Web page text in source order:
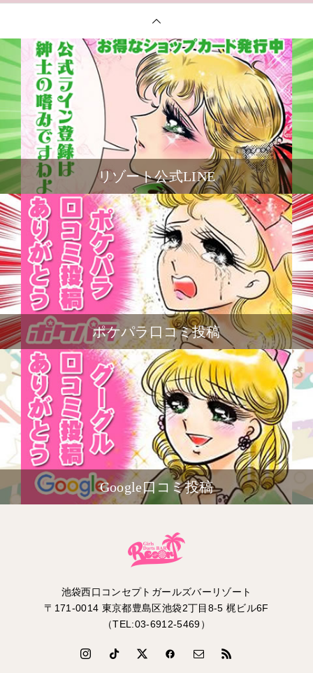
リゾート公式LINE
ポケパラ口コミ投稿
Google口コミ投稿
池袋西口コンセプトガールズバーリゾート
〒171-0014 東京都豊島区池袋2丁目8-5 梶ビル6F
（TEL:03-6912-5469）